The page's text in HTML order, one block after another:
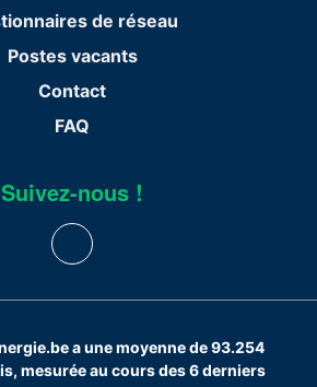
de réseau
Postes vacants
Contact
FAQ
Suivez-nous !
a une moyenne de 93.254
mesurée au cours des 6 derniers